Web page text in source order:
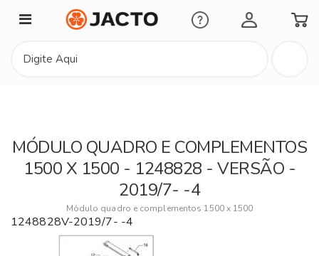
Minha Conta
MÓDULO QUADRO E COMPLEMENTOS
1500 X 1500 - 1248828 - VERSÃO -
2019/7- -4
Módulo quadro e complementos 1500 x 1500
1248828V-2019/7- -4